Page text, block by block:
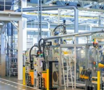
“Invertir con propósito:
cómo CBC impulsa su
crecimiento industrial a
través de la innovación y la
sostenibilidad”
EN PORTADA abril 2026